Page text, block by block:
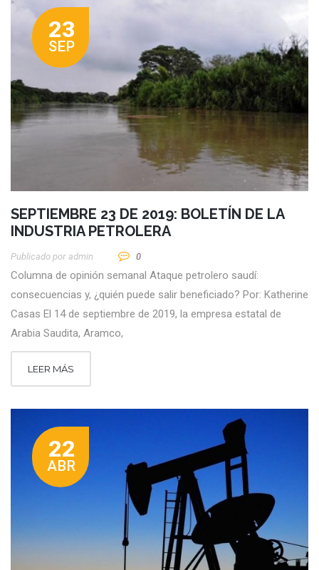
23
SEP
SEPTIEMBRE 23 DE 2019: BOLETÍN DE LA
INDUSTRIA PETROLERA
Publicado por Admin 0
Columna de opinión semanal Ataque petrolero saudí:
consecuencias y, ¿quién puede salir beneficiado? Por: Katherine
Casas El 14 de septiembre de 2019, la empresa estatal de
Arabia Saudita, Aramco,
LEER MÁS
22
ABR